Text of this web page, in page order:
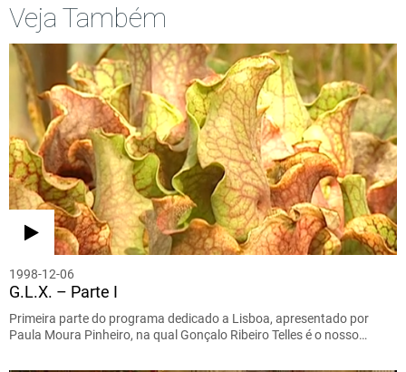
Veja Também
1998-12-06
G.L.X. – Parte I
Primeira parte do programa dedicado a Lisboa, apresentado por
Paula Moura Pinheiro, na qual Gonçalo Ribeiro Telles é o nosso…